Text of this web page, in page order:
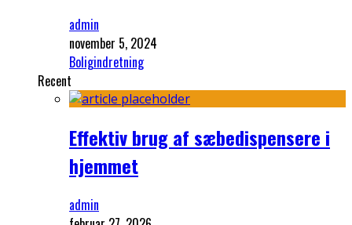
admin
november 5, 2024
Boligindretning
Recent
Effektiv brug af sæbedispensere i
hjemmet
admin